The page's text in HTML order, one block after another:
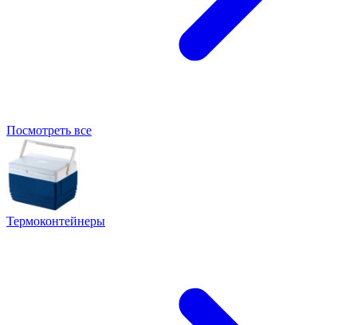
Посмотреть все
Термоконтейнеры